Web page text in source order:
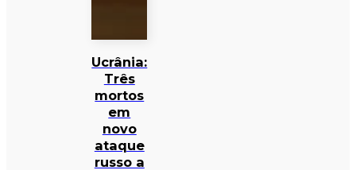
Ucrânia:
Três
mortos
em
novo
ataque
russo a